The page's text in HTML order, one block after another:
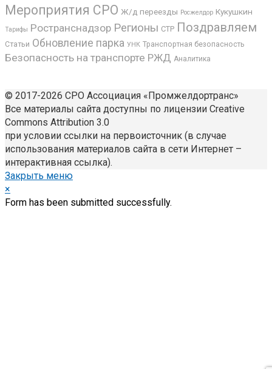
Мероприятия СРО Ж/д переезды Росжелдор Кукушкин
Тарифы Ространснадзор Регионы СТР Поздравляем
Статьи Обновление парка УНК Транспортная безопасность
Безопасность на транспорте РЖД Аналитика
© 2017-2026 СРО Ассоциация «Промжелдортранс»
Все материалы сайта доступны по лицензии Creative
Commons Attribution 3.0
при условии ссылки на первоисточник (в случае
использования материалов сайта в сети Интернет –
интерактивная ссылка).
Закрыть меню
×
Form has been submitted successfully.